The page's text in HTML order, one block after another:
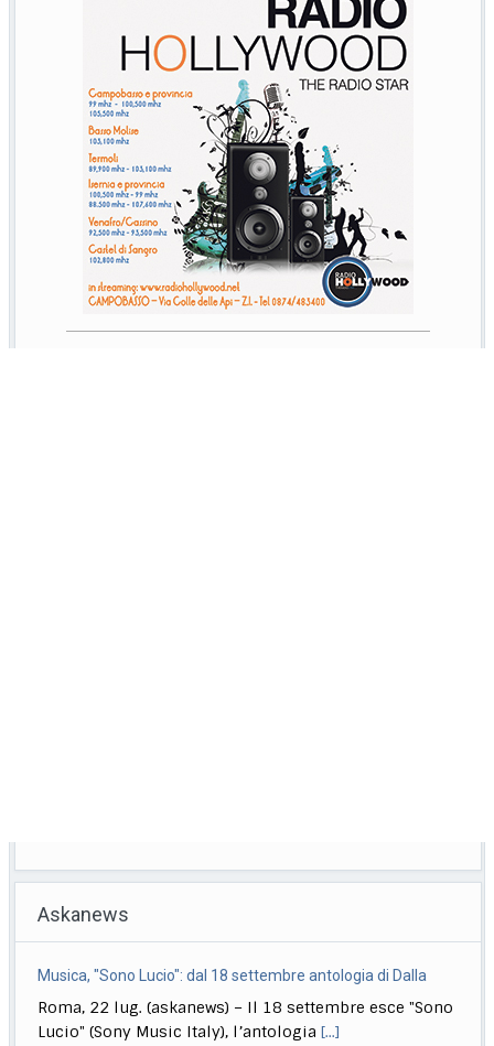
Askanews
Musica, "Sono Lucio": dal 18 settembre antologia di Dalla
Roma, 22 lug. (askanews) – Il 18 settembre esce "Sono
Lucio" (Sony Music Italy), l’antologia[...]